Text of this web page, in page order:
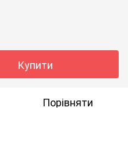
Купити
Порівняти